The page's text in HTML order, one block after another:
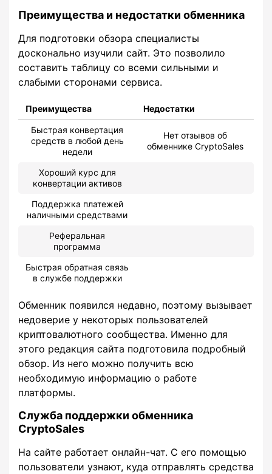
Преимущества и недостатки обменника
Для подготовки обзора специалисты
досконально изучили сайт. Это позволило
составить таблицу со всеми сильными и
слабыми сторонами сервиса.
Преимущества Недостатки
Быстрая конвертация
средств в любой день
недели
Нет отзывов об
обменнике CryptoSales
Хороший курс для
конвертации активов
Поддержка платежей
наличными средствами
Реферальная
программа
Быстрая обратная связь
в службе поддержки
Обменник появился недавно, поэтому вызывает
недоверие у некоторых пользователей
криптовалютного сообщества. Именно для
этого редакция сайта подготовила подробный
обзор. Из него можно получить всю
необходимую информацию о работе
платформы.
Служба поддержки обменника
CryptoSales
На сайте работает онлайн-чат. С его помощью
пользователи узнают, куда отправлять средства